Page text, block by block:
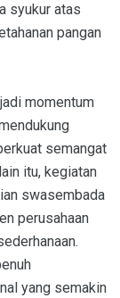
syukur atas
pangan
momentum
semangat
itu, kegiatan
swasembada
perusahaan
yang semakin